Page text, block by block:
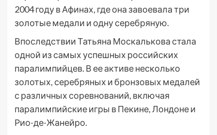
2004 году в Афинах, где она завоевала три
золотые медали и одну серебряную.
Впоследствии Татьяна Москалькова стала
одной из самых успешных российских
паралимпийцев. В ее активе несколько
золотых, серебряных и бронзовых медалей
с различных соревнований, включая
паралимпийские игры в Пекине, Лондоне и
Рио-де-Жанейро.